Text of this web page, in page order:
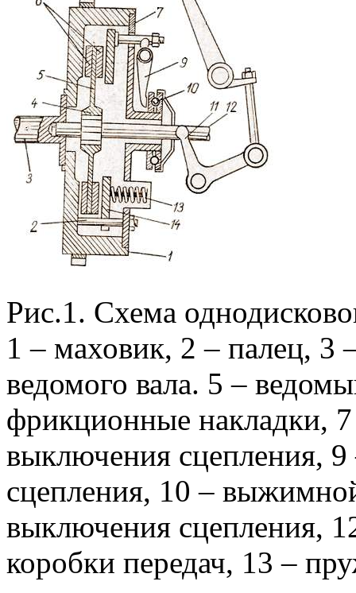
Рис.1. Схема
1 – маховик, 2 – палец, 3
ведомого вала. 5 –
фрикционные накладки,
выключения сцепления,
сцепления, 10 –
выключения сцепления,
коробки передач, 13 –